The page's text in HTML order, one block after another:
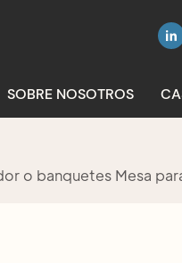
SOBRE NOSOTROS
o banquetes Mesa